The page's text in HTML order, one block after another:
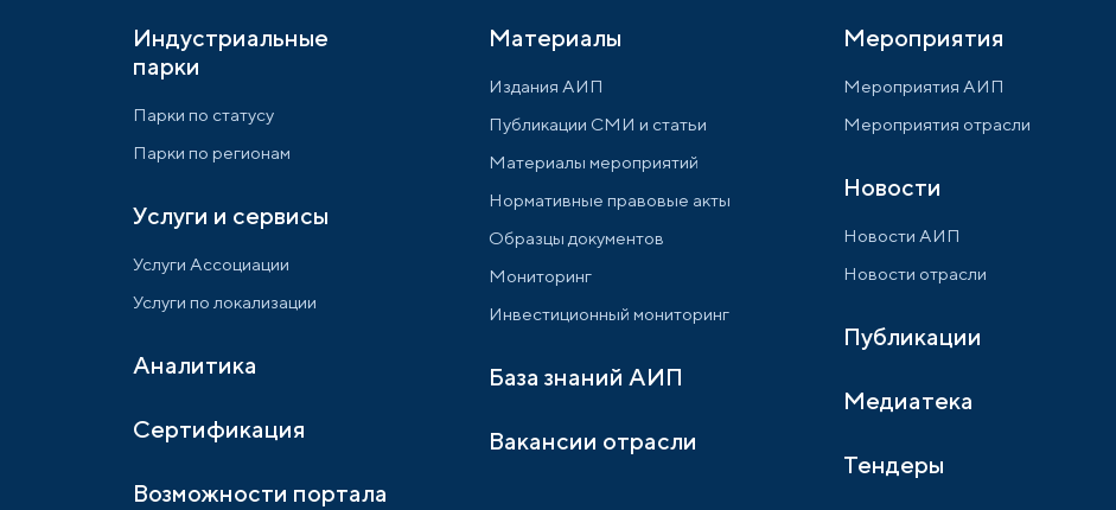
Индустриальные
парки
Парки по статусу
Парки по регионам
Услуги и сервисы
Услуги Ассоциации
Услуги по локализации
Аналитика
Сертификация
Возможности портала
Материалы
Издания АИП
Публикации СМИ и статьи
Материалы мероприятий
Нормативные правовые акты
Образцы документов
Мониторинг
Инвестиционный мониторинг
База знаний АИП
Вакансии отрасли
Мероприятия
Мероприятия АИП
Мероприятия отрасли
Новости
Новости АИП
Новости отрасли
Публикации
Медиатека
Тендеры